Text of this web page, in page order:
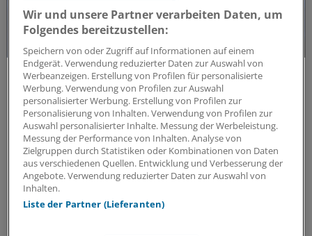
Forschungs-Update
Neue Antibiotika-Studie entschlüsselt
besonderen Wirkmechanismus
Für die Langzeitprophylaxe von Harnwegsinfektionen
sind geringe Resistenzraten und gute Verträglichkeit
entscheidend. Eine neue Studie zeigt, warum dieses
Antibiotikum beides erfüllt.
ANZEIGE|MIP Pharma GmbH
Wir und unsere Partner verarbeiten Daten, um
Folgendes bereitzustellen:
Speichern von oder Zugriff auf Informationen auf einem
Endgerät. Verwendung reduzierter Daten zur Auswahl von
Werbeanzeigen. Erstellung von Profilen für personalisierte
Werbung. Verwendung von Profilen zur Auswahl
personalisierter Werbung. Erstellung von Profilen zur
Personalisierung von Inhalten. Verwendung von Profilen zur
Auswahl personalisierter Inhalte. Messung der Werbeleistung.
Messung der Performance von Inhalten. Analyse von
Zielgruppen durch Statistiken oder Kombinationen von Daten
aus verschiedenen Quellen. Entwicklung und Verbesserung der
Angebote. Verwendung reduzierter Daten zur Auswahl von
Inhalten.
Liste der Partner (Lieferanten)